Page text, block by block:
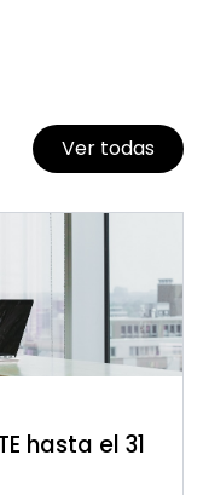
Ver todas
hasta el 31